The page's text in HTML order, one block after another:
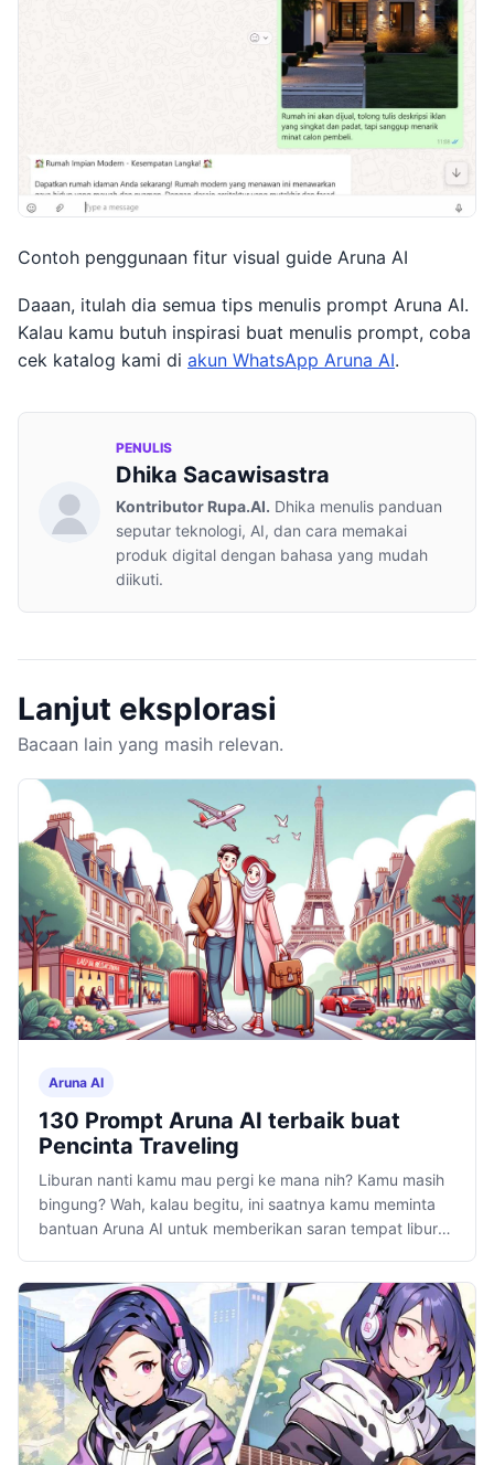
Contoh penggunaan fitur visual guide Aruna AI
Daaan, itulah dia semua tips menulis prompt Aruna AI.
Kalau kamu butuh inspirasi buat menulis prompt, coba
cek katalog kami di akun WhatsApp Aruna AI.
PENULIS
Dhika Sacawisastra
Kontributor Rupa.AI. Dhika menulis panduan
seputar teknologi, AI, dan cara memakai
produk digital dengan bahasa yang mudah
diikuti.
Lanjut eksplorasi
Bacaan lain yang masih relevan.
Aruna AI
130 Prompt Aruna AI terbaik buat
Pencinta Traveling
Liburan nanti kamu mau pergi ke mana nih? Kamu masih
bingung? Wah, kalau begitu, ini saatnya kamu meminta
bantuan Aruna AI untuk memberikan saran tempat liburan